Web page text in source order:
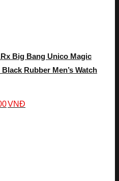
Big Bang Unico Magic
Rubber Men’s Watch
VNĐ